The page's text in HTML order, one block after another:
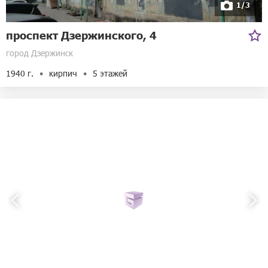
1/3
проспект Дзержинского, 4
город Дзержинск
1940 г.
кирпич 5 этажей